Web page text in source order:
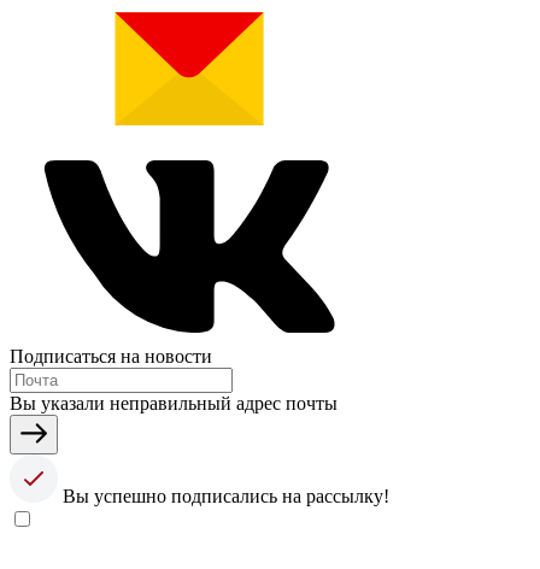
Подписаться на новости
Вы указали неправильный адрес почты
Вы успешно подписались на рассылку!